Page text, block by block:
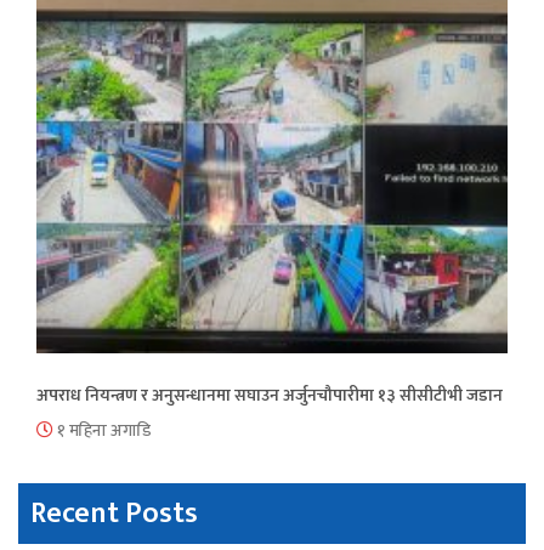
अपराध नियन्त्रण र अनुसन्धानमा सघाउन अर्जुनचौपारीमा १३ सीसीटीभी जडान
१ महिना अगाडि
Recent Posts